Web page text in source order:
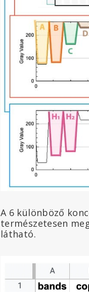
A 6 különböző
természetesen
látható.